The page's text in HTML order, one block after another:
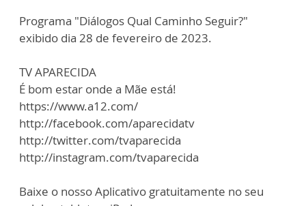
Programa "Diálogos Qual Caminho Seguir?"
exibido dia 28 de fevereiro de 2023.
TV APARECIDA
É bom estar onde a Mãe está!
https://www.a12.com/
http://facebook.com/aparecidatv
http://twitter.com/tvaparecida
http://instagram.com/tvaparecida
Baixe o nosso Aplicativo gratuitamente no seu